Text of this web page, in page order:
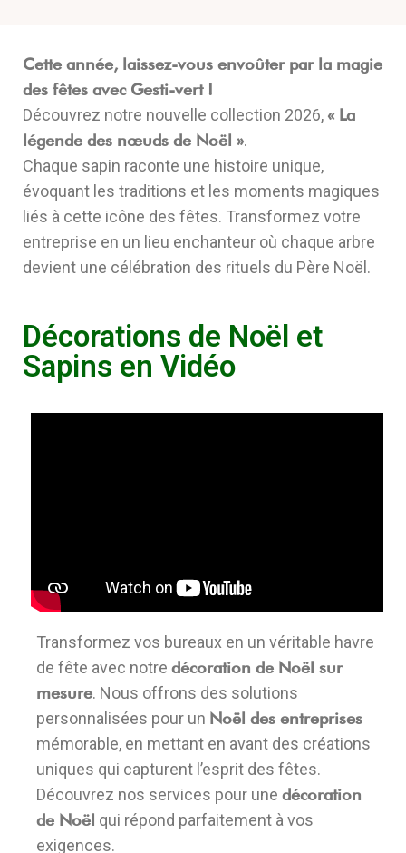
Cette année, laissez-vous envoûter par la magie
des fêtes avec Gesti-vert !
Découvrez notre nouvelle collection 2026, « La
légende des nœuds de Noël ».
Chaque sapin raconte une histoire unique,
évoquant les traditions et les moments magiques
liés à cette icône des fêtes. Transformez votre
entreprise en un lieu enchanteur où chaque arbre
devient une célébration des rituels du Père Noël.
Décorations de Noël et
Sapins en Vidéo
Transformez vos bureaux en un véritable havre
de fête avec notre décoration de Noël sur
mesure. Nous offrons des solutions
personnalisées pour un Noël des entreprises
mémorable, en mettant en avant des créations
uniques qui capturent l’esprit des fêtes.
Découvrez nos services pour une décoration
de Noël qui répond parfaitement à vos
exigences.